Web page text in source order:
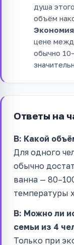
душа
объём
цене
обычно
Ответы на
В: Какой
Для одного
обычно
ванна —
температуры
В: Можно ли
семьи из 4
Только при